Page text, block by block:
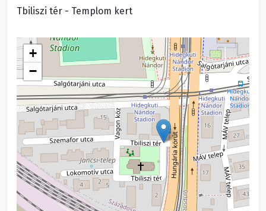
Tbiliszi tér - Templom kert
+
−